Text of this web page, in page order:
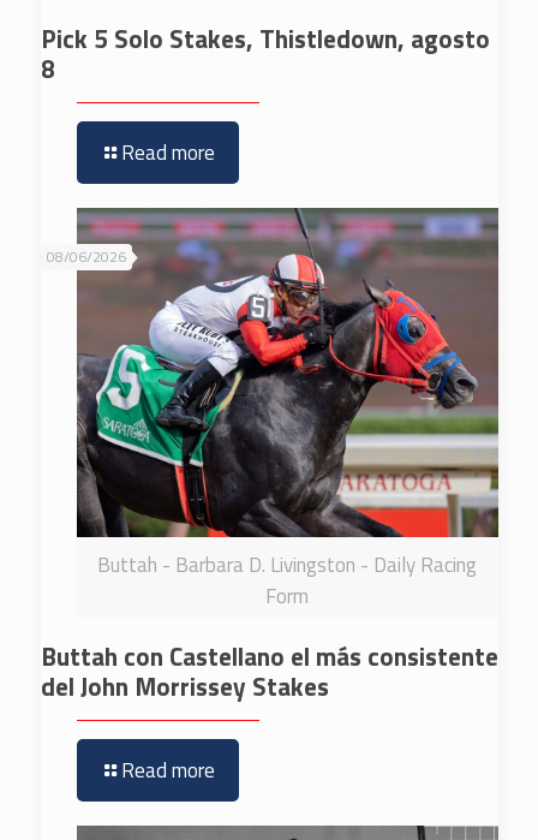
Pick 5 Solo Stakes, Thistledown, agosto
8
Read more
Buttah - Barbara D. Livingston - Daily Racing
Form
08/06/2026
Buttah con Castellano el más consistente
del John Morrissey Stakes
Read more